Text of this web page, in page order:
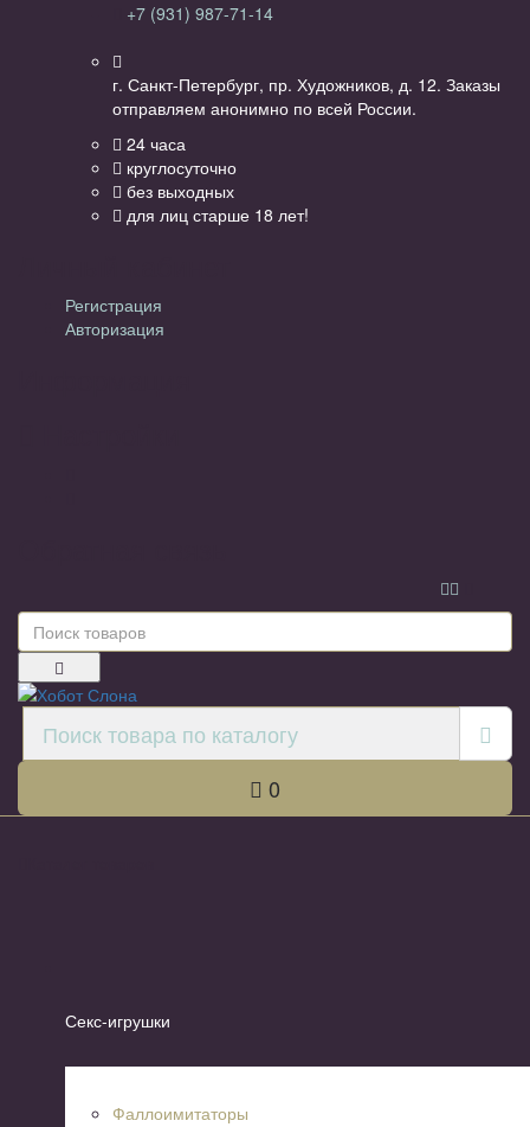
+7 (931) 987-71-14
г. Санкт-Петербург, пр. Художников, д. 12. Заказы
отправляем анонимно по всей России.
24 часа
круглосуточно
без выходных
для лиц старше 18 лет!
Регистрация
Авторизация
0
Секс-игрушки
Фаллоимитаторы